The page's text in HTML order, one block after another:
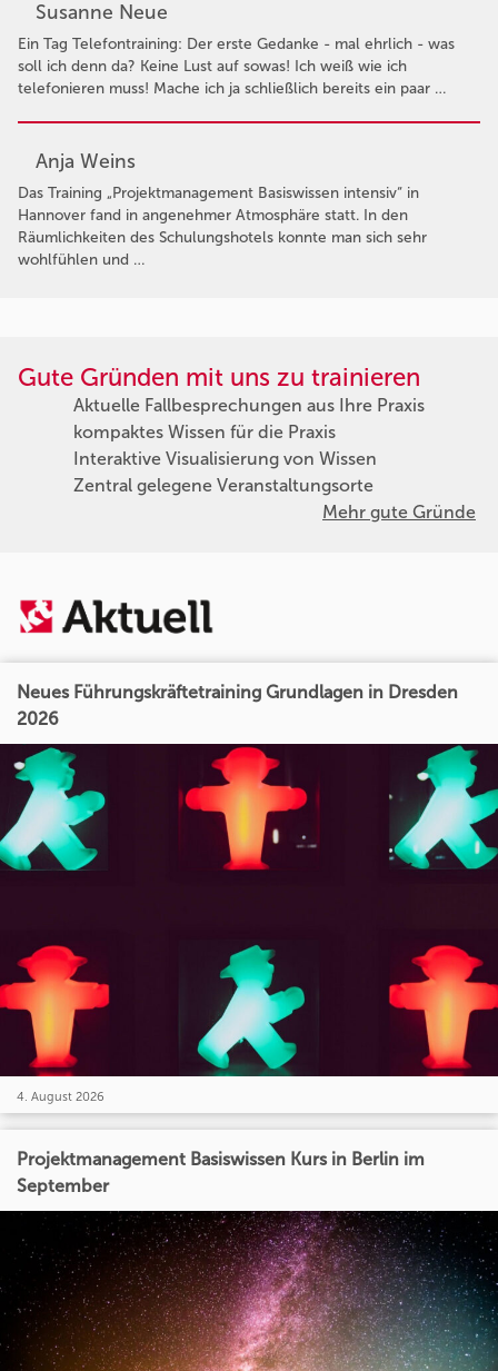
Susanne Neue
Ein Tag Telefontraining: Der erste Gedanke - mal ehrlich - was
soll ich denn da? Keine Lust auf sowas! Ich weiß wie ich
telefonieren muss! Mache ich ja schließlich bereits ein paar …
Anja Weins
Das Training „Projektmanagement Basiswissen intensiv“ in
Hannover fand in angenehmer Atmosphäre statt. In den
Räumlichkeiten des Schulungshotels konnte man sich sehr
wohlfühlen und …
Gute Gründen mit uns zu trainieren
Aktuelle Fallbesprechungen aus Ihre Praxis
kompaktes Wissen für die Praxis
Interaktive Visualisierung von Wissen
Zentral gelegene Veranstaltungsorte
Mehr gute Gründe
Neues Führungskräftetraining Grundlagen in Dresden
2026
4. August 2026
Projektmanagement Basiswissen Kurs in Berlin im
September